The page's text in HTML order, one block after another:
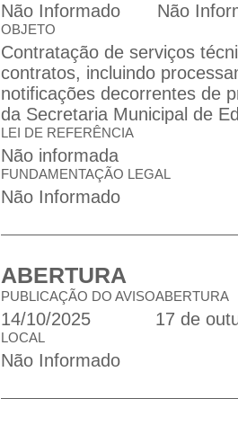
Não Informado Não
OBJETO
Contratação de serviços
contratos, incluindo
notificações decorrentes de
da Secretaria Municipal de
LEI DE REFERÊNCIA
Não informada
FUNDAMENTAÇÃO LEGAL
Não Informado
ABERTURA
PUBLICAÇÃO DO AVISO
14/10/2025
ABERTURA
17 de
LOCAL
Não Informado